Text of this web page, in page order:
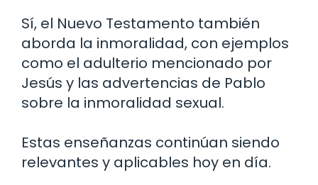
Sí, el Nuevo Testamento también
aborda la inmoralidad, con ejemplos
como el adulterio mencionado por
Jesús y las advertencias de Pablo
sobre la inmoralidad sexual.
Estas enseñanzas continúan siendo
relevantes y aplicables hoy en día.